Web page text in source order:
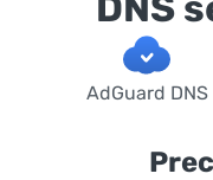
AdGuard DNS